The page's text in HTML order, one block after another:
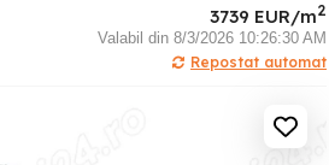
3739 EUR/m2
Valabil din 8/3/2026 10:26:30 AM
Repostat automat